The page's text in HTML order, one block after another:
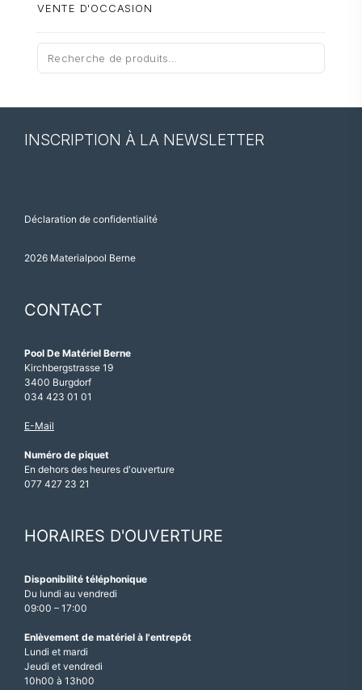
VENTE D'OCCASION
Recherche
pour :
INSCRIPTION À LA NEWSLETTER
Déclaration de confidentialité
2026 Materialpool Berne
CONTACT
Pool De Matériel Berne
Kirchbergstrasse 19
3400 Burgdorf
034 423 01 01
E-Mail
Numéro de piquet
En dehors des heures d'ouverture
077 427 23 21
HORAIRES D'OUVERTURE
Disponibilité téléphonique
Du lundi au vendredi
09:00 – 17:00
Enlèvement de matériel à l'entrepôt
Lundi et mardi
Jeudi et vendredi
10h00 à 13h00